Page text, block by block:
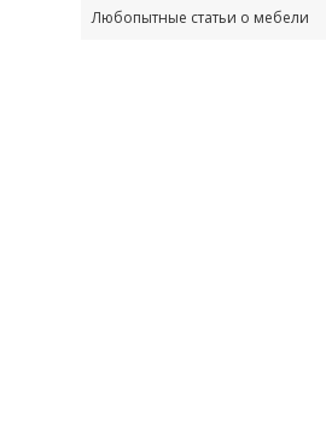
Любопытные статьи о мебели